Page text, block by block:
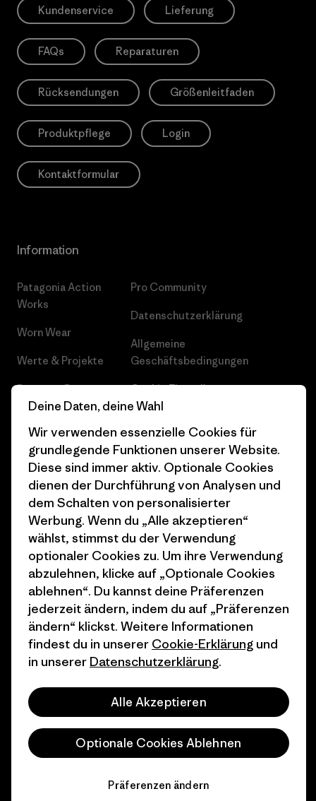
Kundenservice Lieferung
FAQs Reparaturen
Rücksendungen Größenleitfaden
Produktpflege Login
Kontaktformular
Information
Patagonia Action
Works
Worn Wear
Werte & Projekte
Progress Report
Business Unusual
Klimaziele
1% For The Planet
Wie wir finanzieren
Geschenkgutscheine
Stores in deiner Nähe
Pro Community
Datenschutzerklärung
Allgemeine
Geschäftsbedingungen
Cookie Einstellungen
Pressekontakt
Industry program
Affiliate-Programm
Patagonia Schweiz
Seitenverzeichnis
© 2026 Patagonia, Inc. All Rights Reserved.
Deutsch
Deine Daten, deine Wahl
Wir verwenden essenzielle Cookies für
grundlegende Funktionen unserer Website.
Diese sind immer aktiv. Optionale Cookies
dienen der Durchführung von Analysen und
dem Schalten von personalisierter
Werbung. Wenn du „Alle akzeptieren“
wählst, stimmst du der Verwendung
optionaler Cookies zu. Um ihre Verwendung
abzulehnen, klicke auf „Optionale Cookies
ablehnen“. Du kannst deine Präferenzen
jederzeit ändern, indem du auf „Präferenzen
ändern“ klickst. Weitere Informationen
findest du in unserer Cookie-Erklärung und
in unserer Datenschutzerklärung.
Alle Akzeptieren
Optionale Cookies Ablehnen
Präferenzen ändern